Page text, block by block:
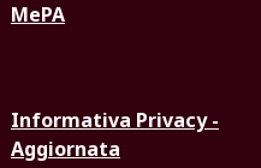
MePA
Informativa Privacy -
Aggiornata